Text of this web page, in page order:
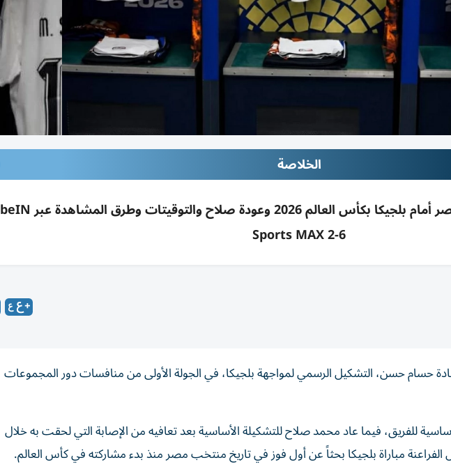
الخلاصة
حسام حسن يعلن تشكيل مصر أمام بلجيكا بكأس العالم 2026 وعودة صلاح والتوقيتات وطرق المشاهدة عبر beIN
Sports MAX 2-6
حسام حسن، التشكيل الرسمي لمواجهة بلجيكا، في الجولة الأولى من منافسات دور المجموعات
للفريق، فيما عاد محمد صلاح للتشكيلة الأساسية بعد تعافيه من الإصابة التي لحقت به خلال
مباراة بلجيكا بحثاً عن أول فوز في تاريخ منتخب مصر منذ بدء مشاركته في كأس العالم.